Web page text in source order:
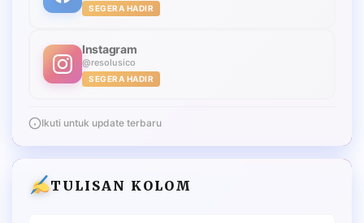
SEGERA HADIR
Instagram
@resolusico
SEGERA HADIR
Ikuti untuk update terbaru
TULISAN KOLOM